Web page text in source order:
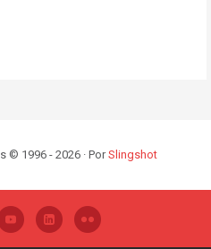
© 1996 - 2026 · PorSlingshot